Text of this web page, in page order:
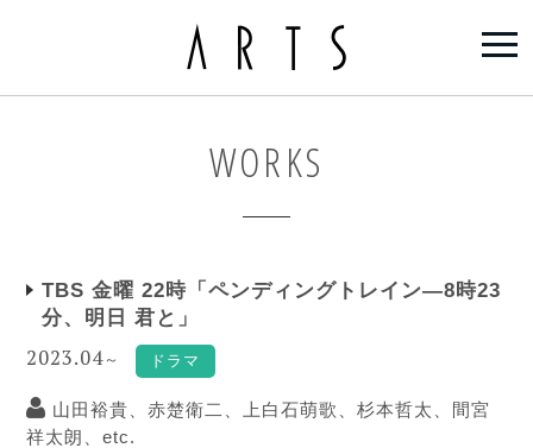
WORKS
TBS 金曜 22時「ペンディングトレイン―8時23
分、明日 君と」
2023.04～ ドラマ
山田裕貴、赤楚衛二、上白石萌歌、杉本哲太、間宮
祥太朗、etc.